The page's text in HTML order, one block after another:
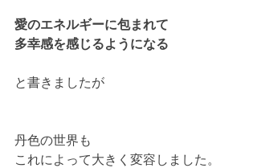
愛のエネルギーに包まれて
多幸感を感じるようになる
と書きましたが
丹色の世界も
これによって大きく変容しました。